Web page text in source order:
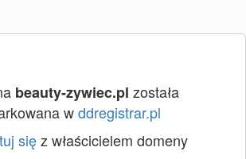
beauty-zywiec.pl została
wddregistrar.pl
sięz właścicielem domeny